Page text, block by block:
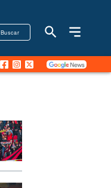
Buscar